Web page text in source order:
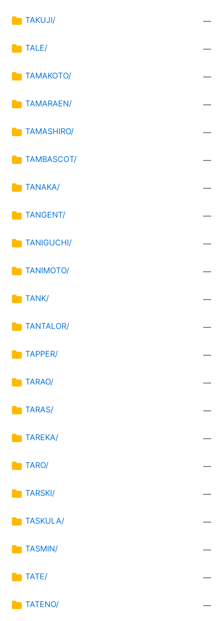
TAKUJI/ —
TALE/ —
TAMAKOTO/ —
TAMARAEN/ —
TAMASHIRO/ —
TAMBASCOT/ —
TANAKA/ —
TANGENT/ —
TANIGUCHI/ —
TANIMOTO/ —
TANK/ —
TANTALOR/ —
TAPPER/ —
TARAO/ —
TARAS/ —
TAREKA/ —
TARO/ —
TARSKI/ —
TASKULA/ —
TASMIN/ —
TATE/ —
TATENO/ —